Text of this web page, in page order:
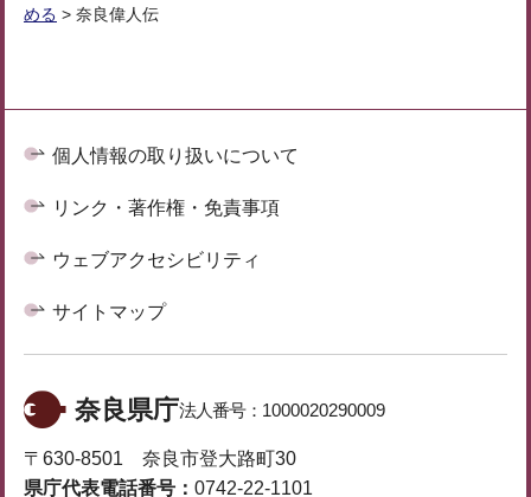
める > 奈良偉人伝
個人情報の取り扱いについて
リンク・著作権・免責事項
ウェブアクセシビリティ
サイトマップ
奈良県庁法人番号： 1000020290009
〒630-8501 奈良市登大路町30
県庁代表電話番号： 0742-22-1101